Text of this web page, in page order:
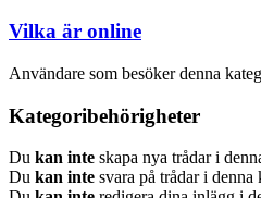
Vilka är online
Användare som besöker denna
Kategoribehörigheter
Du kan inte skapa nya trådar i
Du kan inte svara på trådar i denna